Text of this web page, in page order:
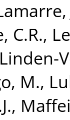
C.R.,
Linden-
M.,
,